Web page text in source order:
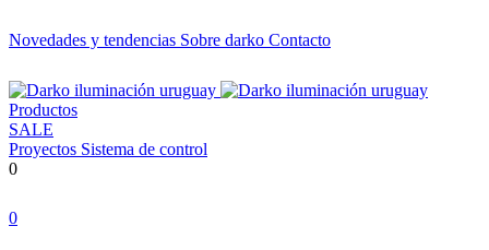
Novedades y tendencias Sobre darko Contacto
Productos
SALE
Proyectos Sistema de control
0
0